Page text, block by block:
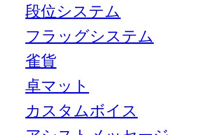
段位システム
フラッグシステム
雀貨
卓マット
カスタムボイス